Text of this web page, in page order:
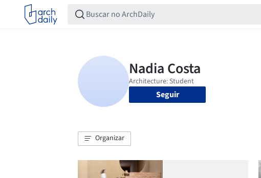
Seguir
Organizar